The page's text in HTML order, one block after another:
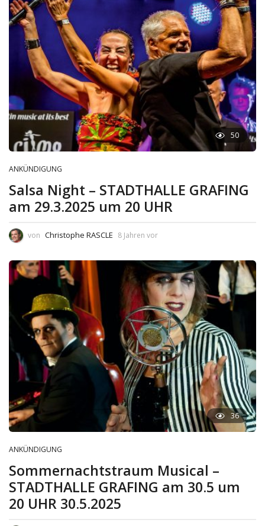
50
ANKÜNDIGUNG
Salsa Night – STADTHALLE GRAFING
am 29.3.2025 um 20 UHR
von Christophe RASCLE 8 Jahren vor
36
ANKÜNDIGUNG
Sommernachtstraum Musical –
STADTHALLE GRAFING am 30.5 um
20 UHR 30.5.2025